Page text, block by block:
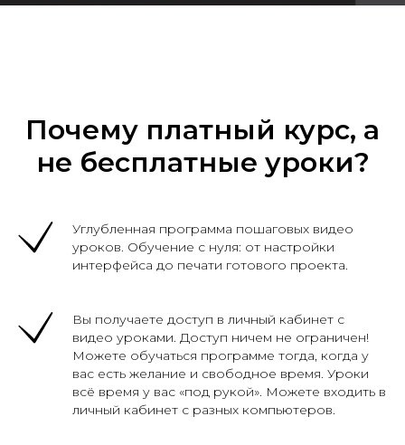
Почему платный курс, а
не бесплатные уроки?
Углубленная программа пошаговых видео
уроков. Обучение с нуля: от настройки
интерфейса до печати готового проекта.
Вы получаете доступ в личный кабинет с
видео уроками. Доступ ничем не ограничен!
Можете обучаться программе тогда, когда у
вас есть желание и свободное время. Уроки
всё время у вас «под рукой». Можете входить в
личный кабинет с разных компьютеров.